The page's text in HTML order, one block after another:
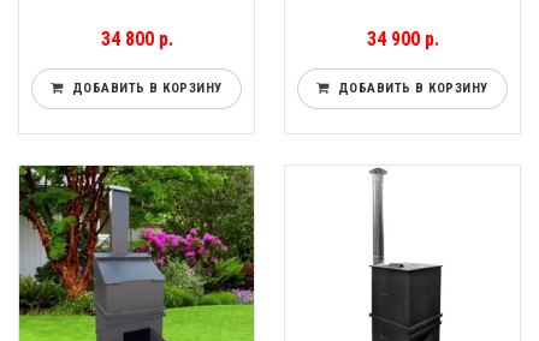
34 800 р.
ДОБАВИТЬ В КОРЗИНУ
34 900 р.
ДОБАВИТЬ В КОРЗИНУ